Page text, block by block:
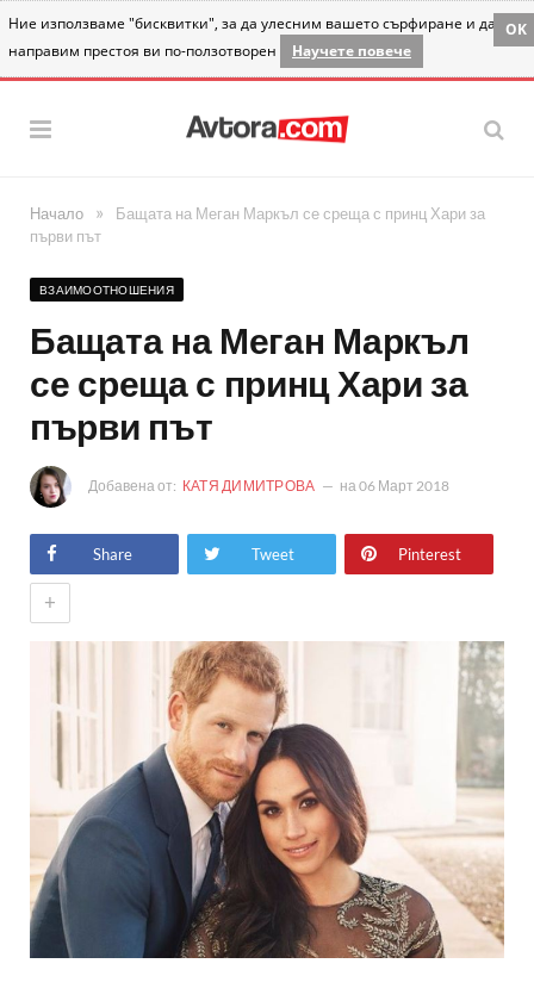
Ние използваме "бисквитки", за да улесним вашето сърфиране и да
направим престоя ви по-ползотворен
Научете повече
OK
Начало »
Бащата на Меган Маркъл се среща с принц Хари за
първи път
ВЗАИМООТНОШЕНИЯ
Бащата на Меган Маркъл
се среща с принц Хари за
първи път
Добавена от: КАТЯ ДИМИТРОВА на 06 Март 2018
Share Tweet Pinterest
+